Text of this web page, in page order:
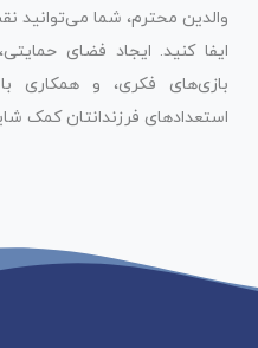
والدین محترم، شما می‌توانید
ایفا کنید. ایجاد فضای
بازی‌های فکری، و همکاری
استعدادهای فرزندانتان کمک